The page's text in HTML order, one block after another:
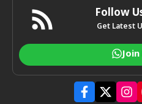
Follow
Get Latest